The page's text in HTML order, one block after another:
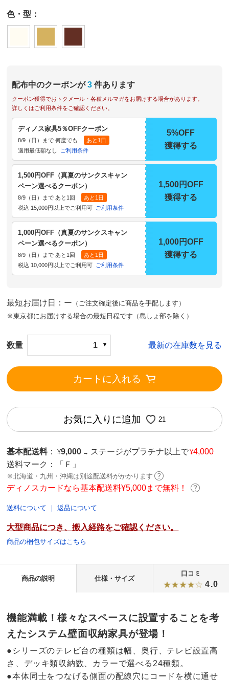
色・型：
配布中のクーポンが 3 件あります
クーポン獲得でおトクメール・各種メルマガをお届けする場合があります。
詳しくはご利用条件をご確認ください。
ディノス家具5％OFFクーポン
8/9（日）まで 何度でも
あと1日
適用最低額なし
ご利用条件
5%OFF
獲得する
1,500円OFF（真夏のサンクスキャン
ペーン選べるクーポン）
8/9（日）まで あと1回
あと1日
税込 15,000円以上でご利用可
ご利用条件
1,500円OFF
獲得する
1,000円OFF（真夏のサンクスキャン
ペーン選べるクーポン）
8/9（日）まで あと1回
あと1日
税込 10,000円以上でご利用可
ご利用条件
1,000円OFF
獲得する
最短お届け日：ー （ご注文確定後に商品を手配します）
※東京都にお届けする場合の最短日程です（島しょ部を除く）
数量 1 最新の在庫数を見る
カートに入れる
お気に入りに追加 21
基本配送料 ： ¥9,000 → ステージがプラチナ以上で¥4,000
送料マーク：
「Ｆ」
※北海道・九州・沖縄は別途配送料がかかります
ディノスカードなら基本配送料¥5,000まで無料！
送料について ｜返品について
大型商品につき、搬入経路をご確認ください。
商品の梱包サイズはこちら
商品の説明 仕様・サイズ
口コミ
4.0
機能満載！様々なスペースに設置することを考
えたシステム壁面収納家具が登場！
●シリーズのテレビ台の種類は幅、奥行、テレビ設置高
さ、デッキ類収納数、カラーで選べる24種類。
●本体同士をつなげる側面の配線穴にコードを横に通せ